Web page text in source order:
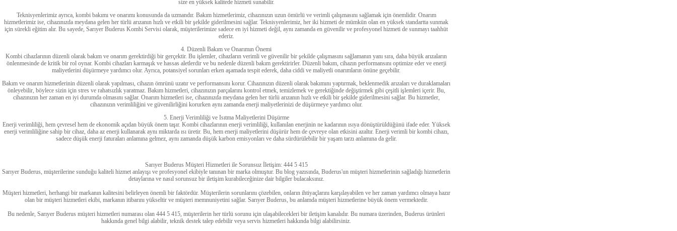
size en yüksek kalitede hizmeti sunabilir.
Teknisyenlerimiz ayrıca, kombi bakımı ve onarımı konusunda da uzmandır. Bakım hizmetlerimiz, cihazınızın uzun ömürlü ve verimli çalışmasını sağlamak için önemlidir. Onarım
hizmetlerimiz ise, cihazınızda meydana gelen her türlü arızanın hızlı ve etkili bir şekilde giderilmesini sağlar. Teknisyenlerimiz, her iki hizmeti de mümkün olan en yüksek standartta sunmak
için sürekli eğitim alır. Bu sayede, Sarıyer Buderus Kombi Servisi olarak, müşterilerimize sadece en iyi hizmeti değil, aynı zamanda en güvenilir ve profesyonel hizmeti de sunmayı taahhüt
ederiz.
4. Düzenli Bakım ve Onarımın Önemi
Kombi cihazlarının düzenli olarak bakım ve onarım gerektirdiği bir gerçektir. Bu işlemler, cihazların verimli ve güvenilir bir şekilde çalışmasını sağlamanın yanı sıra, daha büyük arızaların
önlenmesinde de kritik bir rol oynar. Kombi cihazları karmaşık ve hassas aletlerdir ve bu nedenle düzenli bakım gerektirirler. Düzenli bakım, cihazın performansını optimize eder ve enerji
maliyetlerini düşürmeye yardımcı olur. Ayrıca, potansiyel sorunları erken aşamada tespit ederek, daha ciddi ve maliyetli onarımların önüne geçebilir.
Bakım ve onarım hizmetlerinin düzenli olarak yapılması, cihazın ömrünü uzatır ve performansını korur. Cihazınızın düzenli olarak bakımını yaptırmak, beklenmedik arızaları ve duraklamaları
önleyebilir, böylece sizin için stres ve rahatsızlık yaratmaz. Bakım hizmetleri, cihazınızın parçalarını kontrol etmek, temizlemek ve gerektiğinde değiştirmek gibi çeşitli işlemleri içerir. Bu,
cihazınızın her zaman en iyi durumda olmasını sağlar. Onarım hizmetleri ise, cihazınızda meydana gelen her türlü arızanın hızlı ve etkili bir şekilde giderilmesini sağlar. Bu hizmetler,
cihazınızın verimliliğini ve güvenilirliğini korurken aynı zamanda enerji maliyetlerinizi de düşürmeye yardımcı olur.
5. Enerji Verimliliği ve Isıtma Maliyetlerini Düşürme
Enerji verimliliği, hem çevresel hem de ekonomik açıdan büyük önem taşır. Kombi cihazlarının enerji verimliliği, kullanılan enerjinin ne kadarının ısıya dönüştürüldüğünü ifade eder. Yüksek
enerji verimliliğine sahip bir cihaz, daha az enerji kullanarak aynı miktarda ısı üretir. Bu, hem enerji maliyetlerini düşürür hem de çevreye olan etkisini azaltır. Enerji verimli bir kombi cihazı,
sadece düşük enerji faturaları anlamına gelmez, aynı zamanda düşük karbon emisyonları ve daha sürdürülebilir bir yaşam tarzı anlamına da gelir.
Sarıyer Buderus Müşteri Hizmetleri ile Sorunsuz İletişim: 444 5 415
Sarıyer Buderus, müşterilerine sunduğu kaliteli hizmet anlayışı ve profesyonel ekibiyle tanınan bir marka olmuştur. Bu blog yazısında, Buderus'un müşteri hizmetlerinin sağladığı hizmetlerin
detaylarına ve nasıl sorunsuz bir iletişim kurabileceğinize dair bilgiler bulacaksınız.
Müşteri hizmetleri, herhangi bir markanın kalitesini belirleyen önemli bir faktördür. Müşterilerin sorunlarını çözebilen, onların ihtiyaçlarını karşılayabilen ve her zaman yardımcı olmaya hazır
olan bir müşteri hizmetleri ekibi, markanın itibarını yükseltir ve müşteri memnuniyetini sağlar. Sarıyer Buderus, bu anlamda müşteri hizmetlerine büyük önem vermektedir.
Bu nedenle, Sarıyer Buderus müşteri hizmetleri numarası olan 444 5 415, müşterilerin her türlü sorunu için ulaşabilecekleri bir iletişim kanalıdır. Bu numara üzerinden, Buderus ürünleri
hakkında genel bilgi alabilir, teknik destek talep edebilir veya servis hizmetleri hakkında bilgi alabilirsiniz.